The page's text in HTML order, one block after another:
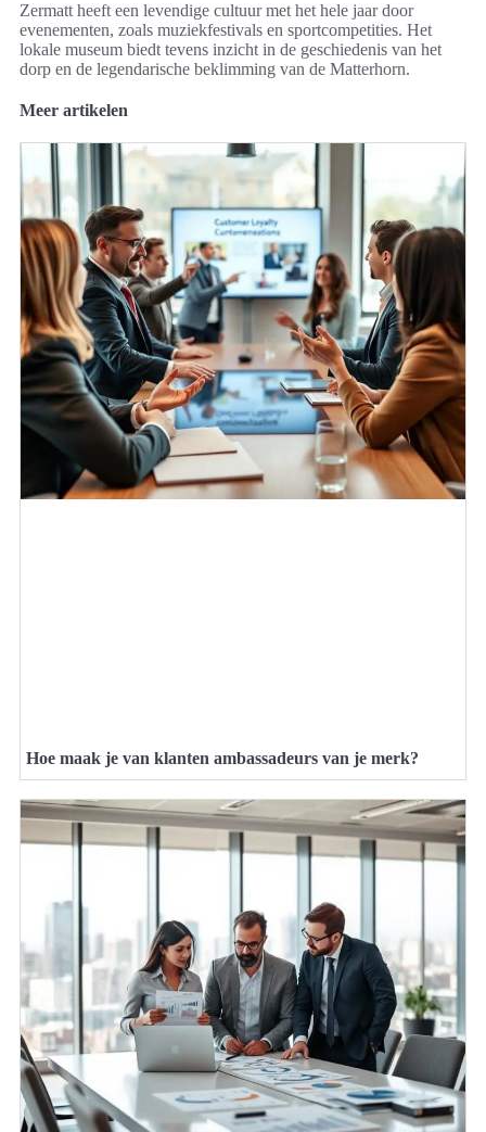
Zermatt heeft een levendige cultuur met het hele jaar door
evenementen, zoals muziekfestivals en sportcompetities. Het
lokale museum biedt tevens inzicht in de geschiedenis van het
dorp en de legendarische beklimming van de Matterhorn.
Meer artikelen
Hoe maak je van klanten ambassadeurs van je merk?